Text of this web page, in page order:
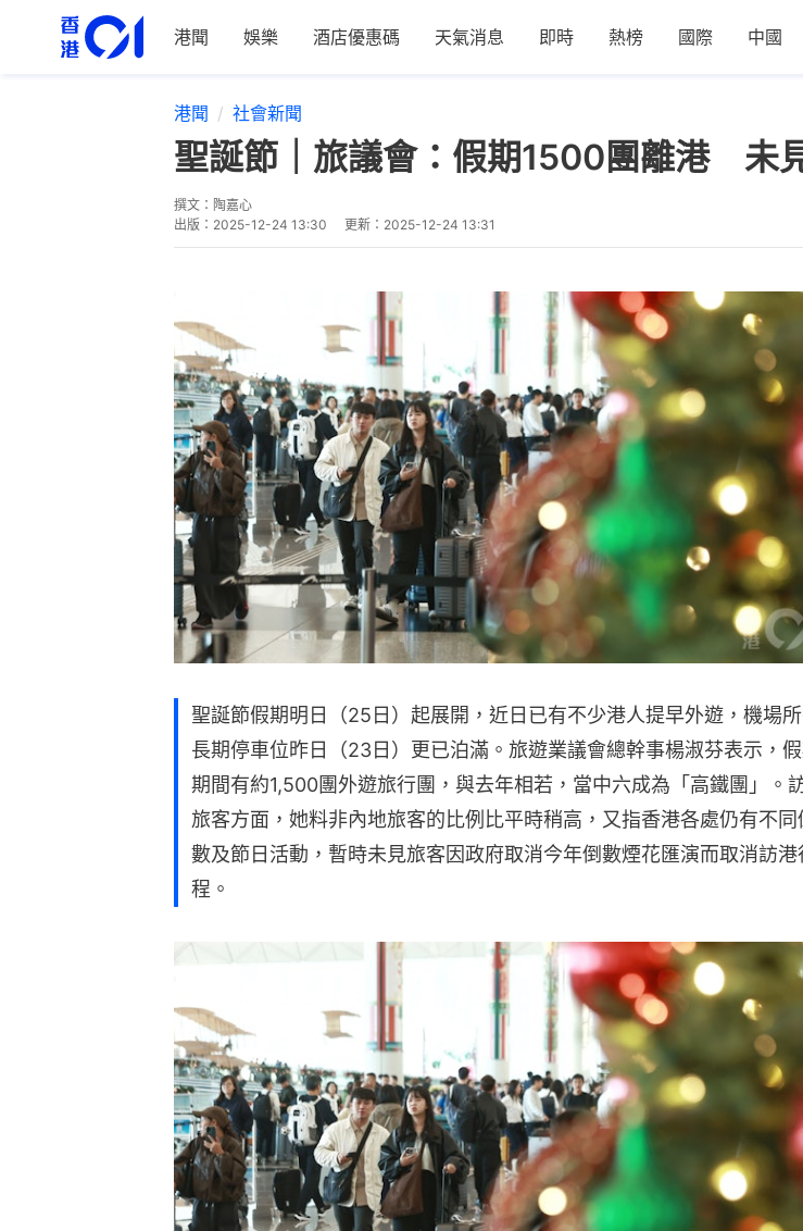
港聞 娛樂 酒店優惠碼 天氣消息 即時 熱榜 國際 中國
港聞 社會新聞
聖誕節｜旅議會：假期1500團離港 未
撰文： 陶嘉心
出版： 2025-12-24 13:30 更新： 2025-12-24 13:31
聖誕節假期明日（25日）起展開，近日已有不少港人提早外遊，機場
長期停車位昨日（23日）更已泊滿。旅遊業議會總幹事楊淑芬表示，
期間有約1,500團外遊旅行團，與去年相若，當中六成為「高鐵團」。
旅客方面，她料非內地旅客的比例比平時稍高，又指香港各處仍有不同
數及節日活動，暫時未見旅客因政府取消今年倒數煙花匯演而取消訪港
程。